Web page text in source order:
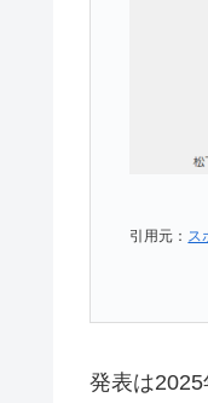
引用元： ス
発表は2025